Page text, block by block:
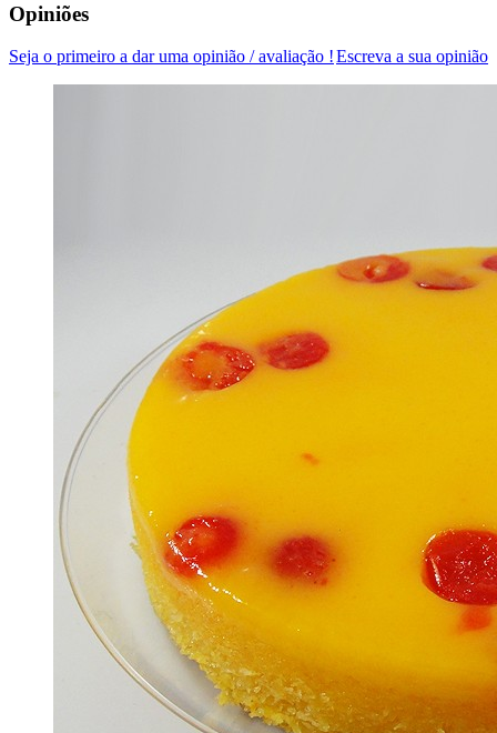
Opiniões
Escreva a sua opinião
Seja o primeiro a dar uma opinião / avaliação !